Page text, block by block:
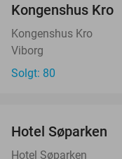
Kongenshus Kro
Kongenshus Kro
Viborg
Solgt: 80
Hotel Søparken
Hotel Søparken